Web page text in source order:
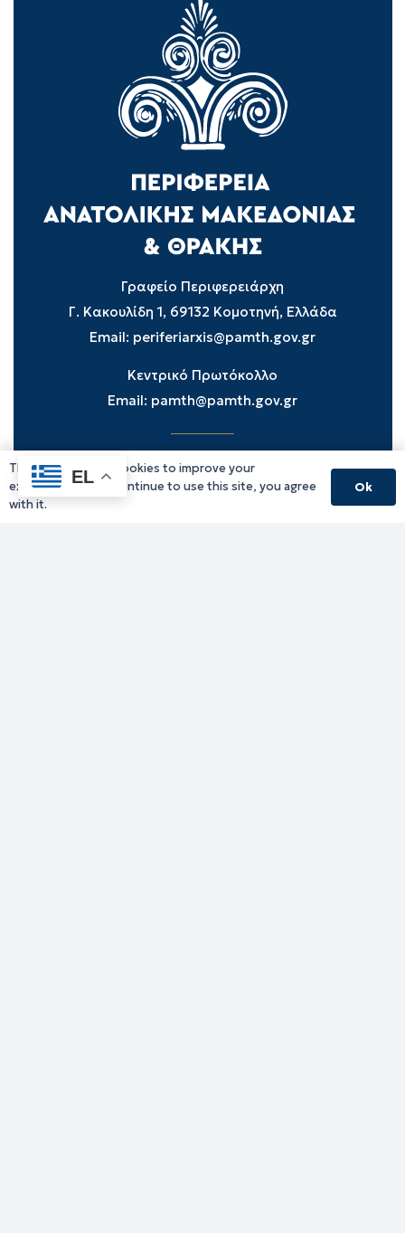
Γραφείο Περιφερειάρχη
Γ. Κακουλίδη 1, 69132 Κομοτηνή, Ελλάδα
Email: periferiarxis@pamth.gov.gr
Κεντρικό Πρωτόκολλο
Email: pamth@pamth.gov.gr
Υπηρεσίες Δράμας
Υπηρεσίες Καβάλας
EL
This website uses cookies to improve your
experience. If you continue to use this site, you agree
with it.
Ok